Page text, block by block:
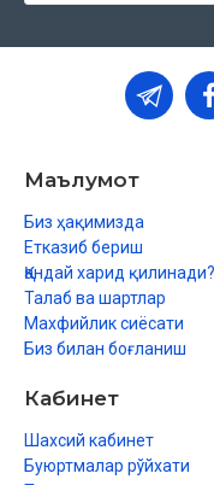
Маълумот
Биз ҳақимизда
Етказиб бериш
Қандай харид қилинади?
Талаб ва шартлар
Махфийлик сиёсати
Биз билан боғланиш
Кабинет
Шахсий кабинет
Буюртмалар рўйхати